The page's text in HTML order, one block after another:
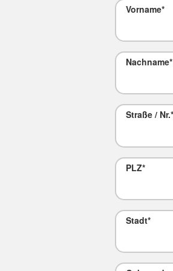
Vorname*
Nachname*
Straße / Nr.
PLZ*
Stadt*